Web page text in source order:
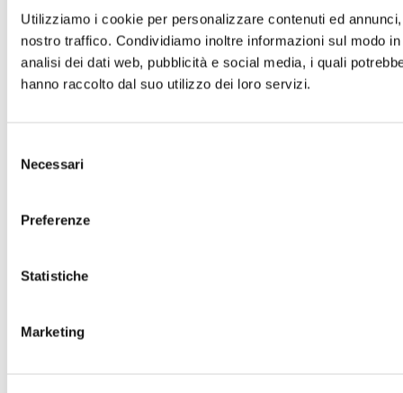
Utilizziamo i cookie per personalizzare contenuti ed
nostro traffico. Condividiamo inoltre informazioni sul modo
analisi dei dati web, pubblicità e social media, i quali
hanno raccolto dal suo utilizzo dei loro servizi.
delNecessari
Preferenze
Statistiche
Marketing